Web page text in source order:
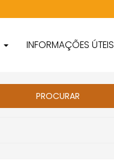
INFORMAÇÕES ÚTEIS